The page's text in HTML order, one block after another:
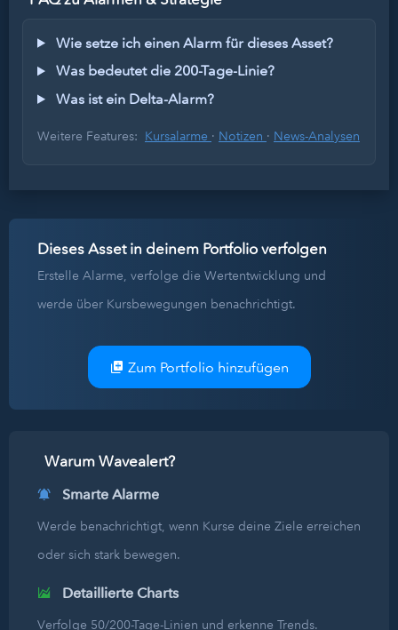
Wie setze ich einen Alarm für dieses Asset?
Was bedeutet die 200-Tage-Linie?
Was ist ein Delta-Alarm?
Weitere Features: Kursalarme · Notizen · News-Analysen
Dieses Asset in deinem Portfolio verfolgen
Erstelle Alarme, verfolge die Wertentwicklung und
werde über Kursbewegungen benachrichtigt.
Zum Portfolio hinzufügen
Warum Wavealert?
Smarte Alarme
Werde benachrichtigt, wenn Kurse deine Ziele erreichen
oder sich stark bewegen.
Detaillierte Charts
Verfolge 50/200-Tage-Linien und erkenne Trends.